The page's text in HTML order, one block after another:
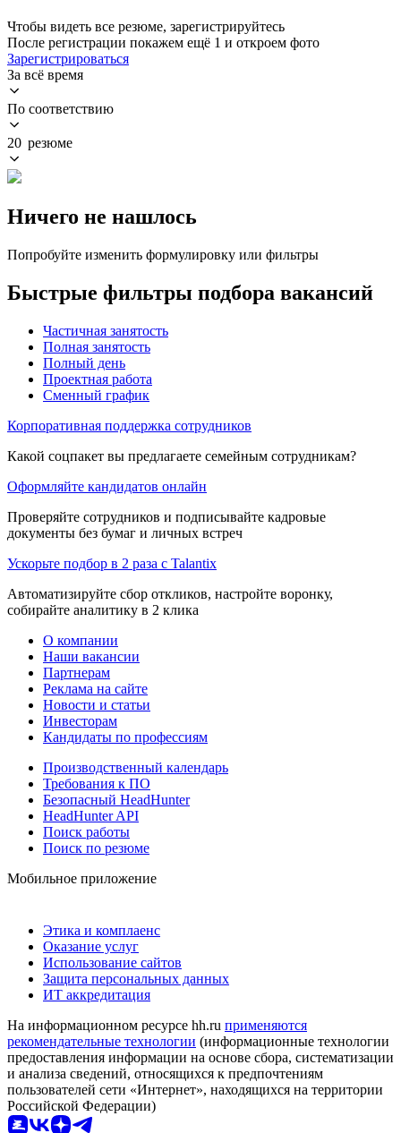
Чтобы видеть все резюме, зарегистрируйтесь
После регистрации покажем ещё 1 и откроем фото
Зарегистрироваться
За всё время
По соответствию
20 резюме
Ничего не нашлось
Попробуйте изменить формулировку или фильтры
Быстрые фильтры подбора вакансий
Частичная занятость
Полная занятость
Полный день
Проектная работа
Сменный график
Корпоративная поддержка сотрудников
Какой соцпакет вы предлагаете семейным сотрудникам?
Оформляйте кандидатов онлайн
Проверяйте сотрудников и подписывайте кадровые
документы без бумаг и личных встреч
Ускорьте подбор в 2 раза с Talantix
Автоматизируйте сбор откликов, настройте воронку,
собирайте аналитику в 2 клика
О компании
Наши вакансии
Партнерам
Реклама на сайте
Новости и статьи
Инвесторам
Кандидаты по профессиям
Производственный календарь
Требования к ПО
Безопасный HeadHunter
HeadHunter API
Поиск работы
Поиск по резюме
Мобильное приложение
Этика и комплаенс
Оказание услуг
Использование сайтов
Защита персональных данных
ИТ аккредитация
На информационном ресурсе hh.ru применяются
рекомендательные технологии (информационные технологии
предоставления информации на основе сбора, систематизации
и анализа сведений, относящихся к предпочтениям
пользователей сети «Интернет», находящихся на территории
Российской Федерации)